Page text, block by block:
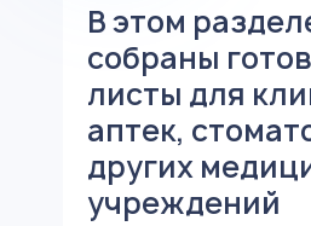
В этом
собраны
листы для
аптек,
других
учреждений